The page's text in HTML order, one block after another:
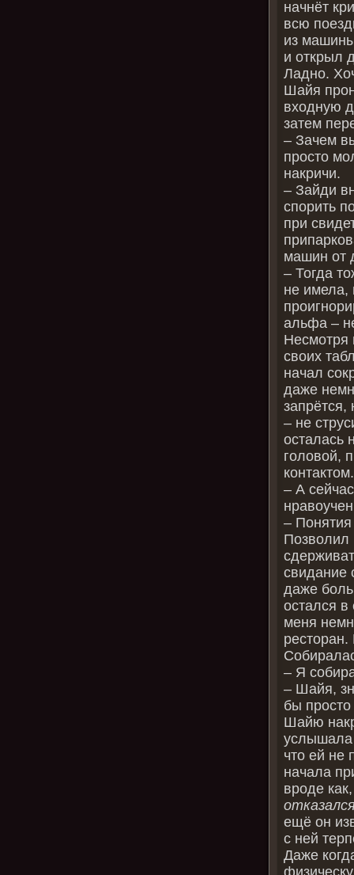
начнёт
всю
из
и открыл
Ладно.
Шайя
входную
затем
– Зачем
просто
накричи.
– Зайди
спорить
при
машин от
– Тогда
не имела,
альфа –
Несмотря
своих
начал
даже
запрётся,
– не
осталась
головой,
– А
–
Позволил
свидание
даже
остался в
меня
– Я
– Шайя,
бы просто
Шайю
услышала
что ей не
начала
вроде
ещё он
с ней
Даже